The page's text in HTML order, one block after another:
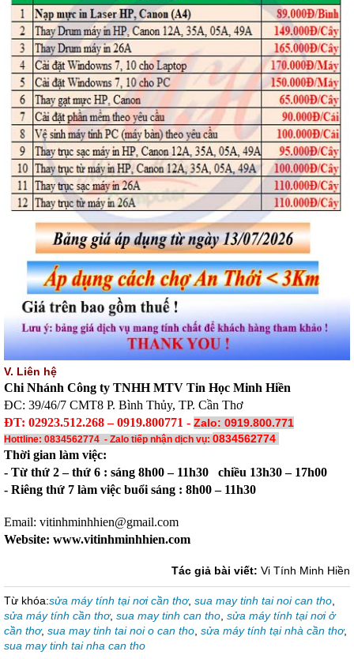
V. Liên hệ
Chi Nhánh Công ty TNHH MTV Tin Học Minh Hiền
ĐC: 39/46/7 CMT8 P. Bình Thủy, TP. Cần Thơ
ĐT: 02923.512.268 – 0919.800771 - Zalo: 0919.800.771
Hottline: 0834562774 - Zalo tiếp nhận dịch vụ: 0834562774
Thời gian làm việc:
- Từ thứ 2 – thứ 6 : sáng 8h00 – 11h30 chiều 13h30 – 17h00
- Riêng thứ 7 làm việc buổi sáng : 8h00 – 11h30
Email: vitinhminhhien@gmail.com
Website: www.vitinhminhhien.com
Tác giả bài viết: Vi Tính Minh Hiền
Từ khóa:sửa máy tính tại nơi cần thơ, sua may tinh tai noi can tho
sửa máy tính cần thơ, sua may tinh can tho sửa máy tính tại nơi ở
cần thơ, sua may tinh tai noi o can tho sửa máy tính tại nhà cần thơ,
sua may tinh tai nha can tho